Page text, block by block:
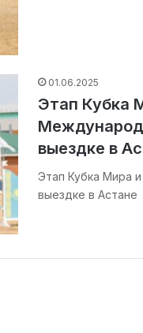
01.06.2025
Этап Кубка
выездке в
Этап Кубка Мира
выездке в Астане